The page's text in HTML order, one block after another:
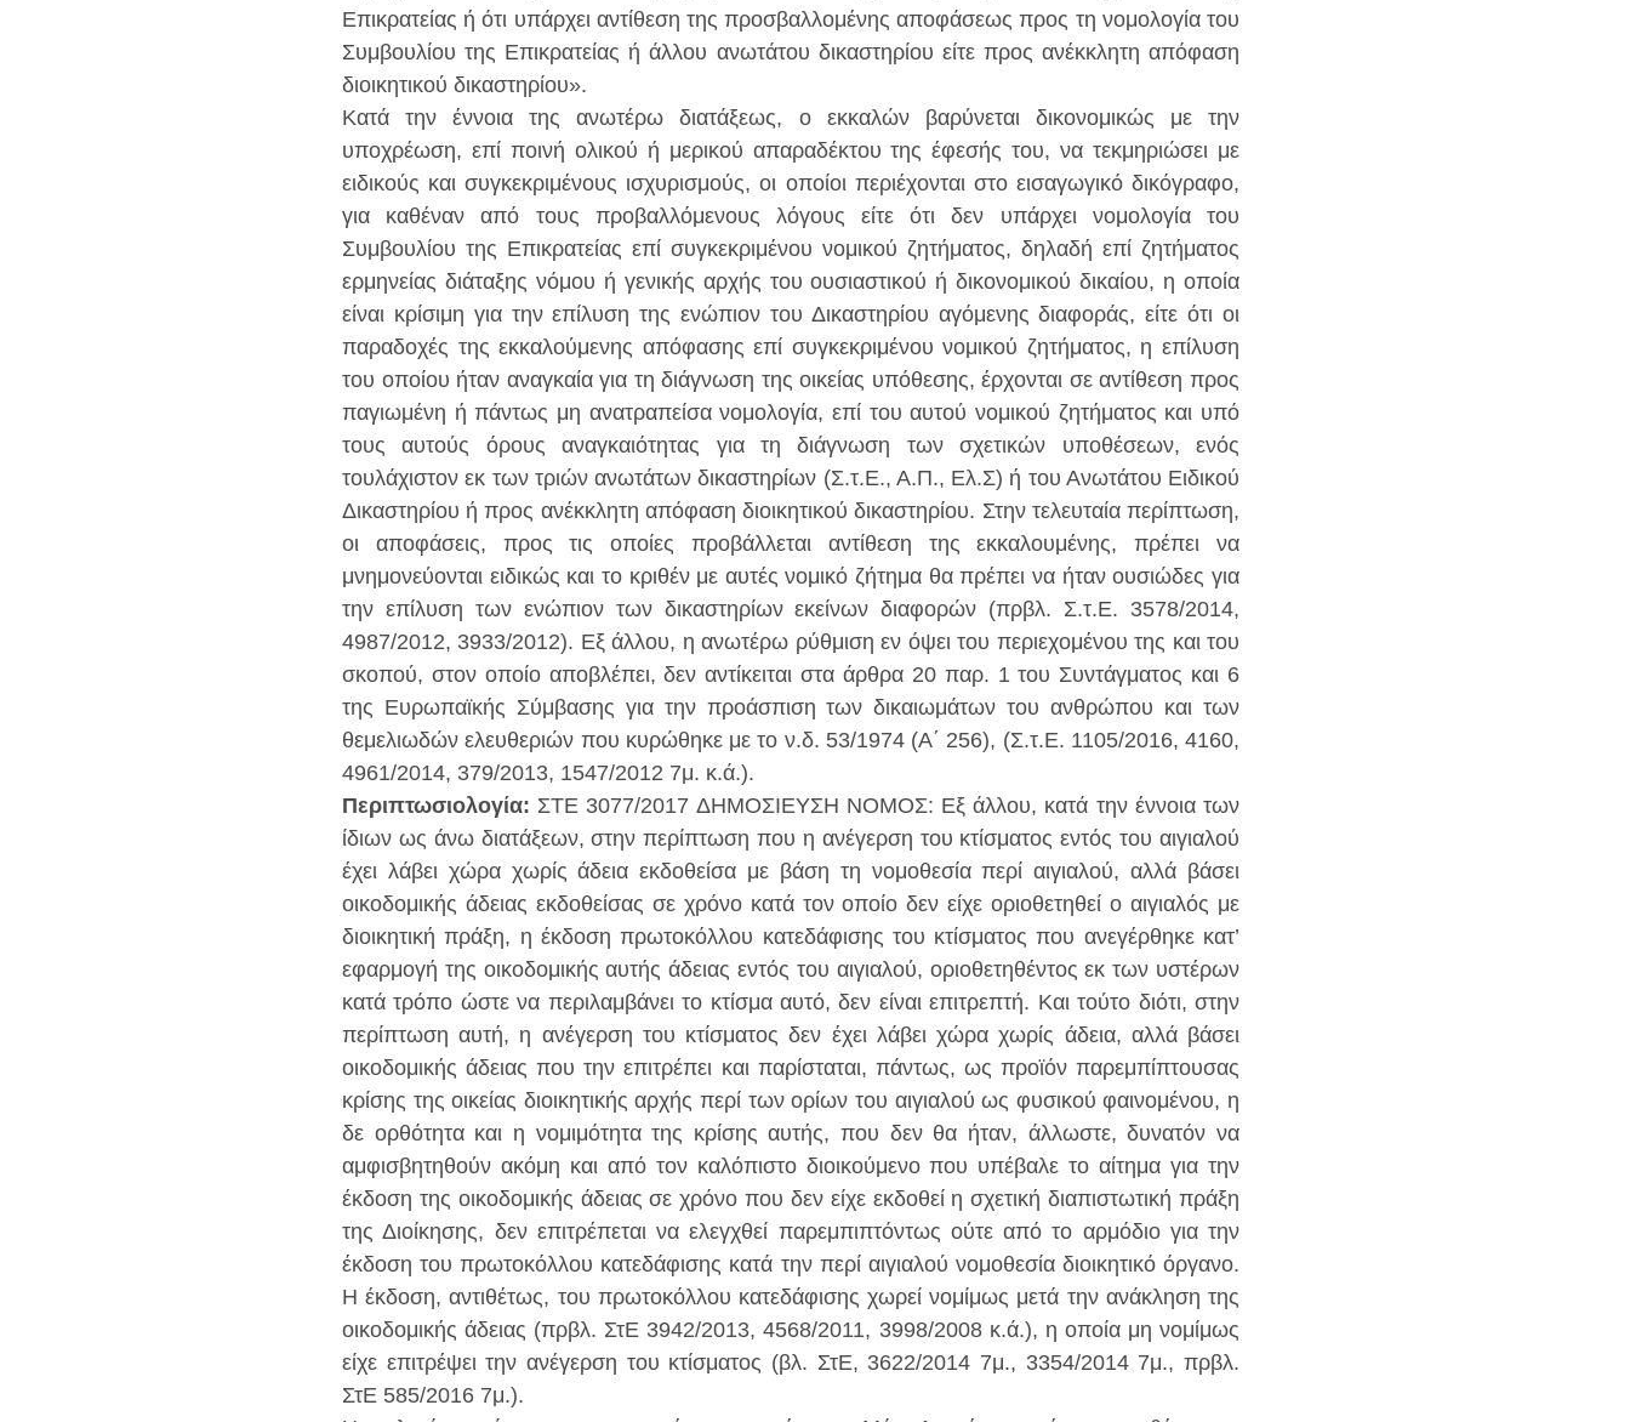
Επικρατείας ή ότι υπάρχει αντίθεση της προσβαλλομένης αποφάσεως προς τη νομολογία του
Συμβουλίου της Επικρατείας ή άλλου ανωτάτου δικαστηρίου είτε προς ανέκκλητη απόφαση
διοικητικού δικαστηρίου».
Κατά την έννοια της ανωτέρω διατάξεως, ο εκκαλών βαρύνεται δικονομικώς με την
υποχρέωση, επί ποινή ολικού ή μερικού απαραδέκτου της έφεσής του, να τεκμηριώσει με
ειδικούς και συγκεκριμένους ισχυρισμούς, οι οποίοι περιέχονται στο εισαγωγικό δικόγραφο,
για καθέναν από τους προβαλλόμενους λόγους είτε ότι δεν υπάρχει νομολογία του
Συμβουλίου της Επικρατείας επί συγκεκριμένου νομικού ζητήματος, δηλαδή επί ζητήματος
ερμηνείας διάταξης νόμου ή γενικής αρχής του ουσιαστικού ή δικονομικού δικαίου, η οποία
είναι κρίσιμη για την επίλυση της ενώπιον του Δικαστηρίου αγόμενης διαφοράς, είτε ότι οι
παραδοχές της εκκαλούμενης απόφασης επί συγκεκριμένου νομικού ζητήματος, η επίλυση
του οποίου ήταν αναγκαία για τη διάγνωση της οικείας υπόθεσης, έρχονται σε αντίθεση προς
παγιωμένη ή πάντως μη ανατραπείσα νομολογία, επί του αυτού νομικού ζητήματος και υπό
τους αυτούς όρους αναγκαιότητας για τη διάγνωση των σχετικών υποθέσεων, ενός
τουλάχιστον εκ των τριών ανωτάτων δικαστηρίων (Σ.τ.Ε., Α.Π., Ελ.Σ) ή του Ανωτάτου Ειδικού
Δικαστηρίου ή προς ανέκκλητη απόφαση διοικητικού δικαστηρίου. Στην τελευταία περίπτωση,
οι αποφάσεις, προς τις οποίες προβάλλεται αντίθεση της εκκαλουμένης, πρέπει να
μνημονεύονται ειδικώς και το κριθέν με αυτές νομικό ζήτημα θα πρέπει να ήταν ουσιώδες για
την επίλυση των ενώπιον των δικαστηρίων εκείνων διαφορών (πρβλ. Σ.τ.Ε. 3578/2014,
4987/2012, 3933/2012). Εξ άλλου, η ανωτέρω ρύθμιση εν όψει του περιεχομένου της και του
σκοπού, στον οποίο αποβλέπει, δεν αντίκειται στα άρθρα 20 παρ. 1 του Συντάγματος και 6
της Ευρωπαϊκής Σύμβασης για την προάσπιση των δικαιωμάτων του ανθρώπου και των
θεμελιωδών ελευθεριών που κυρώθηκε με το ν.δ. 53/1974 (Α΄ 256), (Σ.τ.Ε. 1105/2016, 4160,
4961/2014, 379/2013, 1547/2012 7μ. κ.ά.).
Περιπτωσιολογία: ΣΤΕ 3077/2017 ΔΗΜΟΣΙΕΥΣΗ ΝΟΜΟΣ: Εξ άλλου, κατά την έννοια των
ίδιων ως άνω διατάξεων, στην περίπτωση που η ανέγερση του κτίσματος εντός του αιγιαλού
έχει λάβει χώρα χωρίς άδεια εκδοθείσα με βάση τη νομοθεσία περί αιγιαλού, αλλά βάσει
οικοδομικής άδειας εκδοθείσας σε χρόνο κατά τον οποίο δεν είχε οριοθετηθεί ο αιγιαλός με
διοικητική πράξη, η έκδοση πρωτοκόλλου κατεδάφισης του κτίσματος που ανεγέρθηκε κατ’
εφαρμογή της οικοδομικής αυτής άδειας εντός του αιγιαλού, οριοθετηθέντος εκ των υστέρων
κατά τρόπο ώστε να περιλαμβάνει το κτίσμα αυτό, δεν είναι επιτρεπτή. Και τούτο διότι, στην
περίπτωση αυτή, η ανέγερση του κτίσματος δεν έχει λάβει χώρα χωρίς άδεια, αλλά βάσει
οικοδομικής άδειας που την επιτρέπει και παρίσταται, πάντως, ως προϊόν παρεμπίπτουσας
κρίσης της οικείας διοικητικής αρχής περί των ορίων του αιγιαλού ως φυσικού φαινομένου, η
δε ορθότητα και η νομιμότητα της κρίσης αυτής, που δεν θα ήταν, άλλωστε, δυνατόν να
αμφισβητηθούν ακόμη και από τον καλόπιστο διοικούμενο που υπέβαλε το αίτημα για την
έκδοση της οικοδομικής άδειας σε χρόνο που δεν είχε εκδοθεί η σχετική διαπιστωτική πράξη
της Διοίκησης, δεν επιτρέπεται να ελεγχθεί παρεμπιπτόντως ούτε από το αρμόδιο για την
έκδοση του πρωτοκόλλου κατεδάφισης κατά την περί αιγιαλού νομοθεσία διοικητικό όργανο.
Η έκδοση, αντιθέτως, του πρωτοκόλλου κατεδάφισης χωρεί νομίμως μετά την ανάκληση της
οικοδομικής άδειας (πρβλ. ΣτΕ 3942/2013, 4568/2011, 3998/2008 κ.ά.), η οποία μη νομίμως
είχε επιτρέψει την ανέγερση του κτίσματος (βλ. ΣτΕ, 3622/2014 7μ., 3354/2014 7μ., πρβλ.
ΣτΕ 585/2016 7μ.).